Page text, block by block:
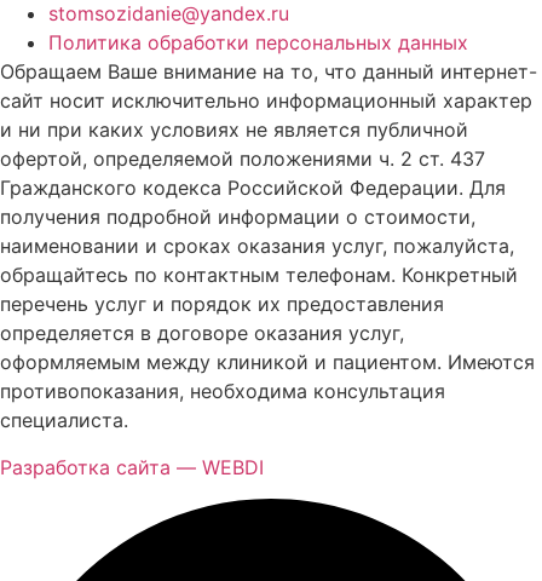
stomsozidanie@yandex.ru
Политика обработки персональных данных
Обращаем Ваше внимание на то, что данный интернет-
сайт носит исключительно информационный характер
и ни при каких условиях не является публичной
офертой, определяемой положениями ч. 2 ст. 437
Гражданского кодекса Российской Федерации. Для
получения подробной информации о стоимости,
наименовании и сроках оказания услуг, пожалуйста,
обращайтесь по контактным телефонам. Конкретный
перечень услуг и порядок их предоставления
определяется в договоре оказания услуг,
оформляемым между клиникой и пациентом. Имеются
противопоказания, необходима консультация
специалиста.
Разработка сайта — WEBDI